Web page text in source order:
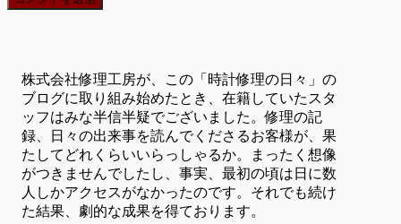
株式会社修理工房が、この「時計修理の日々」の
ブログに取り組み始めたとき、在籍していたスタ
ッフはみな半信半疑でございました。修理の記
録、日々の出来事を読んでくださるお客様が、果
たしてどれくらいいらっしゃるか。まったく想像
がつきませんでしたし、事実、最初の頃は日に数
人しかアクセスがなかったのです。それでも続け
た結果、劇的な成果を得ております。